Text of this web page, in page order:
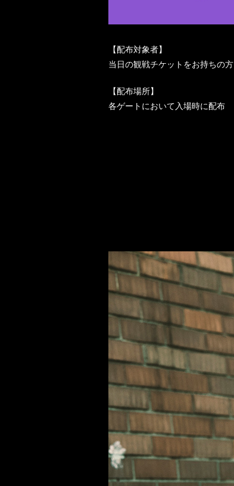
【配布対象者】
当日の観戦チケットをお持ちの方
【配布場所】
各ゲートにおいて入場時に配布